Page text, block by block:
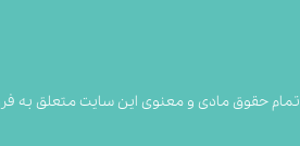
تمام حقوق مادی و معنوی این سایت متعلق به